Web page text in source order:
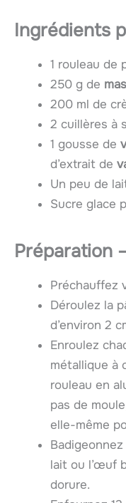
Ingrédients
1 rouleau de
250 g de
200 ml de
2 cuillères à
1 gousse de
d’extrait de
Un peu de
Sucre glace
Préparation
Préchauffez
Déroulez la
d’environ 2
Enroulez
métallique à
rouleau en
pas de
elle-même
lait ou l’œuf
dorure.